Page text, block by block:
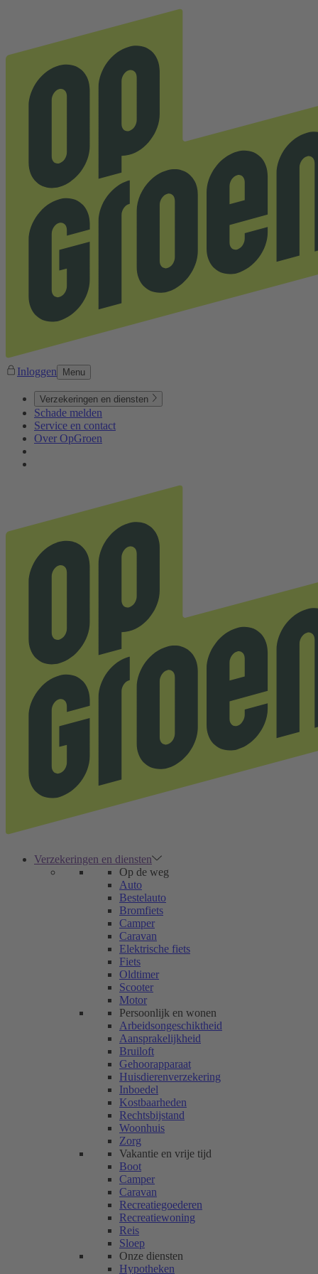
Inloggen Menu
Verzekeringen en diensten
Schade melden
Service en contact
Over OpGroen
Verzekeringen en diensten
Op de weg
Auto
Bestelauto
Bromfiets
Camper
Caravan
Elektrische fiets
Fiets
Oldtimer
Scooter
Motor
Persoonlijk en wonen
Arbeidsongeschiktheid
Aansprakelijkheid
Bruiloft
Gehoorapparaat
Huisdierenverzekering
Inboedel
Kostbaarheden
Rechtsbijstand
Woonhuis
Zorg
Vakantie en vrije tijd
Boot
Camper
Caravan
Recreatiegoederen
Recreatiewoning
Reis
Sloep
Onze diensten
Hypotheken